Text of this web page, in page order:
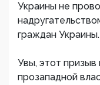
Украины не
граждан Украины.
Увы, этот призыв
прозападной